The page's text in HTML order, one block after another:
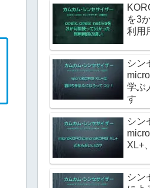
を3
利用
シン
学ぶ
す
シン
XL+
シン